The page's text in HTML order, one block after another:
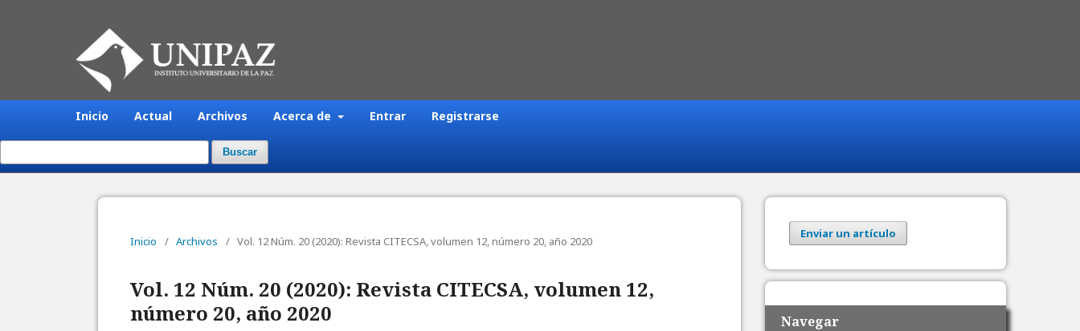
Inicio Actual Archivos Acerca de Entrar Registrarse
Buscar
Inicio / Archivos / Vol. 12 Núm. 20 (2020): Revista CITECSA, volumen 12, número 20, año 2020
Vol. 12 Núm. 20 (2020): Revista CITECSA, volumen 12,
número 20, año 2020
Enviar un artículo
Navegar